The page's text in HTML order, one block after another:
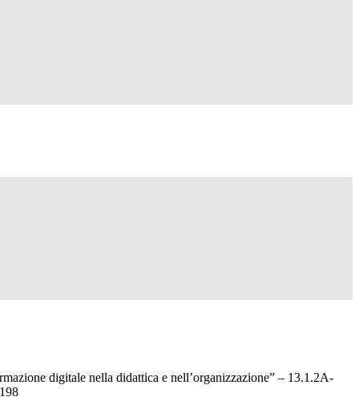
digitale nella didattica e nell’organizzazione” – 13.1.2A-